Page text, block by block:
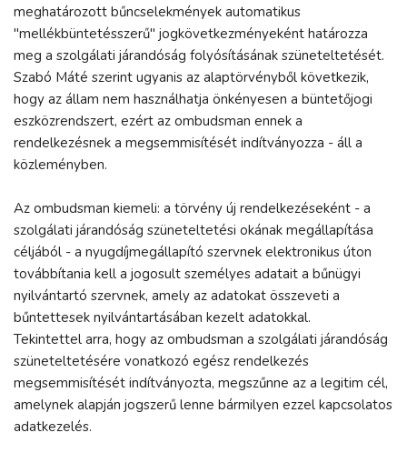
meghatározott bűncselekmények automatikus
"mellékbüntetésszerű" jogkövetkezményeként határozza
meg a szolgálati járandóság folyósításának szüneteltetését.
Szabó Máté szerint ugyanis az alaptörvényből következik,
hogy az állam nem használhatja önkényesen a büntetőjogi
eszközrendszert, ezért az ombudsman ennek a
rendelkezésnek a megsemmisítését indítványozza - áll a
közleményben.
Az ombudsman kiemeli: a törvény új rendelkezéseként - a
szolgálati járandóság szüneteltetési okának megállapítása
céljából - a nyugdíjmegállapító szervnek elektronikus úton
továbbítania kell a jogosult személyes adatait a bűnügyi
nyilvántartó szervnek, amely az adatokat összeveti a
bűntettesek nyilvántartásában kezelt adatokkal.
Tekintettel arra, hogy az ombudsman a szolgálati járandóság
szüneteltetésére vonatkozó egész rendelkezés
megsemmisítését indítványozta, megszűnne az a legitim cél,
amelynek alapján jogszerű lenne bármilyen ezzel kapcsolatos
adatkezelés.